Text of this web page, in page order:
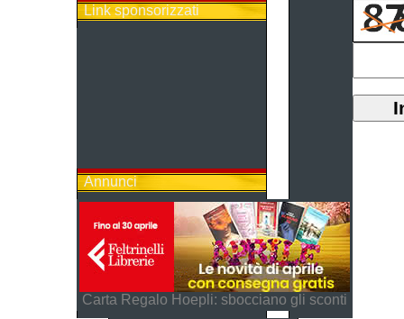
Link sponsorizzati
Annunci
Carta Regalo Hoepli: sbocciano gli sconti